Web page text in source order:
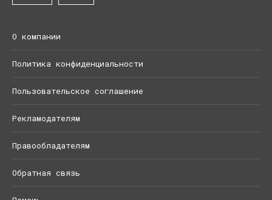
О компании
Политика конфиденциальности
Пользовательское соглашение
Рекламодателям
Правообладателям
Обратная связь